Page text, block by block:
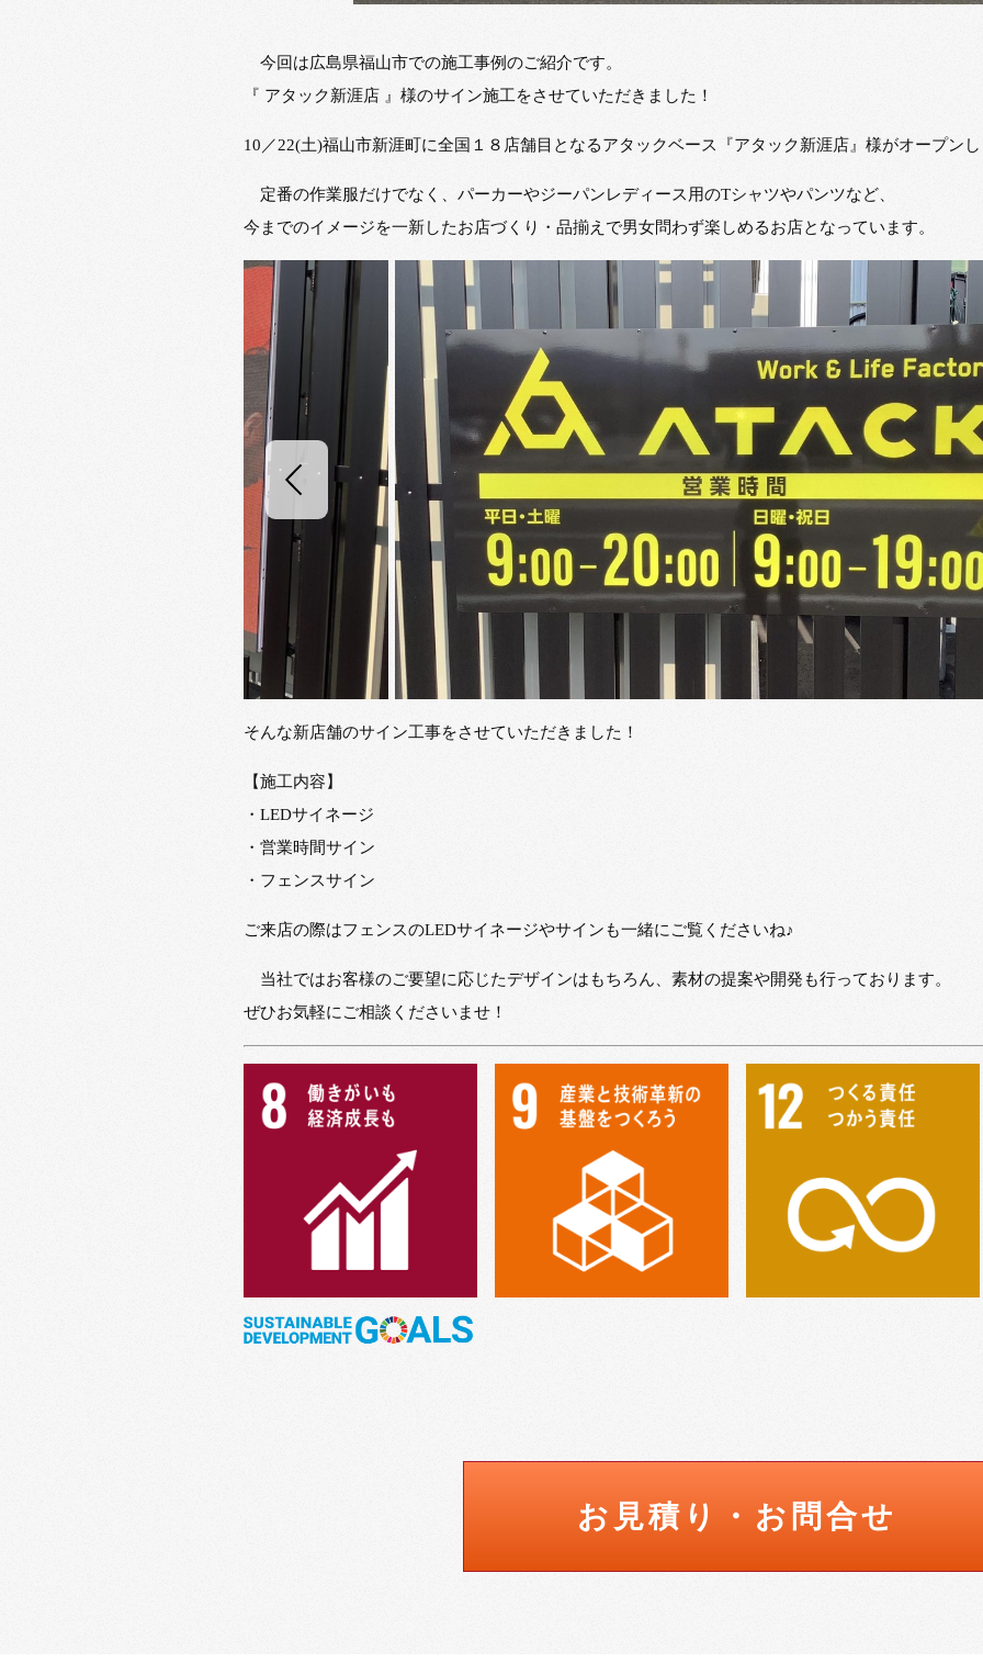
今回は広島県福山市での施工事例のご紹介です。
『 アタック新涯店 』様のサイン施工をさせていただきました！
10／22(土)福山市新涯町に全国１８店舗目となるアタックベース『アタック新涯店』様がオープン
定番の作業服だけでなく、パーカーやジーパンレディース用のTシャツやパンツなど、
今までのイメージを一新したお店づくり・品揃えで男女問わず楽しめるお店となっています。
そんな新店舗のサイン工事をさせていただきました！
【施工内容】
・LEDサイネージ
・営業時間サイン
・フェンスサイン
ご来店の際はフェンスのLEDサイネージやサインも一緒にご覧くださいね♪
当社ではお客様のご要望に応じたデザインはもちろん、素材の提案や開発も行っております。
ぜひお気軽にご相談くださいませ！
お見積り・お問合せ